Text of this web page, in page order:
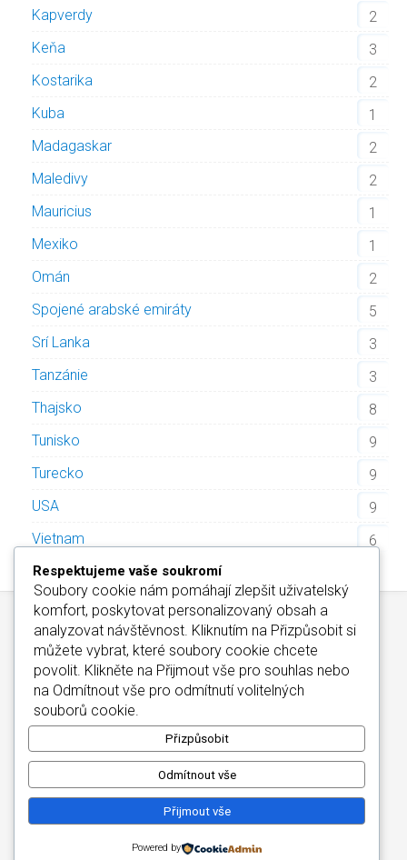
Kapverdy
2
Keňa
3
Kostarika
2
Kuba
1
Madagaskar
2
Maledivy
2
Mauricius
1
Mexiko
1
Omán
2
Spojené arabské emiráty
5
Srí Lanka
3
Tanzánie
3
Thajsko
8
Tunisko
9
Turecko
9
USA
9
Vietnam
6
Kontakt/Informace o Cookies/Katalog Alfa-Elchron
Wellness Hotely Maďarsko
Copyright © 2026
Respektujeme vaše soukromí
Soubory cookie nám pomáhají zlepšit uživatelský
komfort, poskytovat personalizovaný obsah a
analyzovat návštěvnost. Kliknutím na Přizpůsobit si
můžete vybrat, které soubory cookie chcete
povolit. Klikněte na Přijmout vše pro souhlas nebo
na Odmítnout vše pro odmítnutí volitelných
souborů cookie.
Přizpůsobit
Odmítnout vše
Přijmout vše
Powered by